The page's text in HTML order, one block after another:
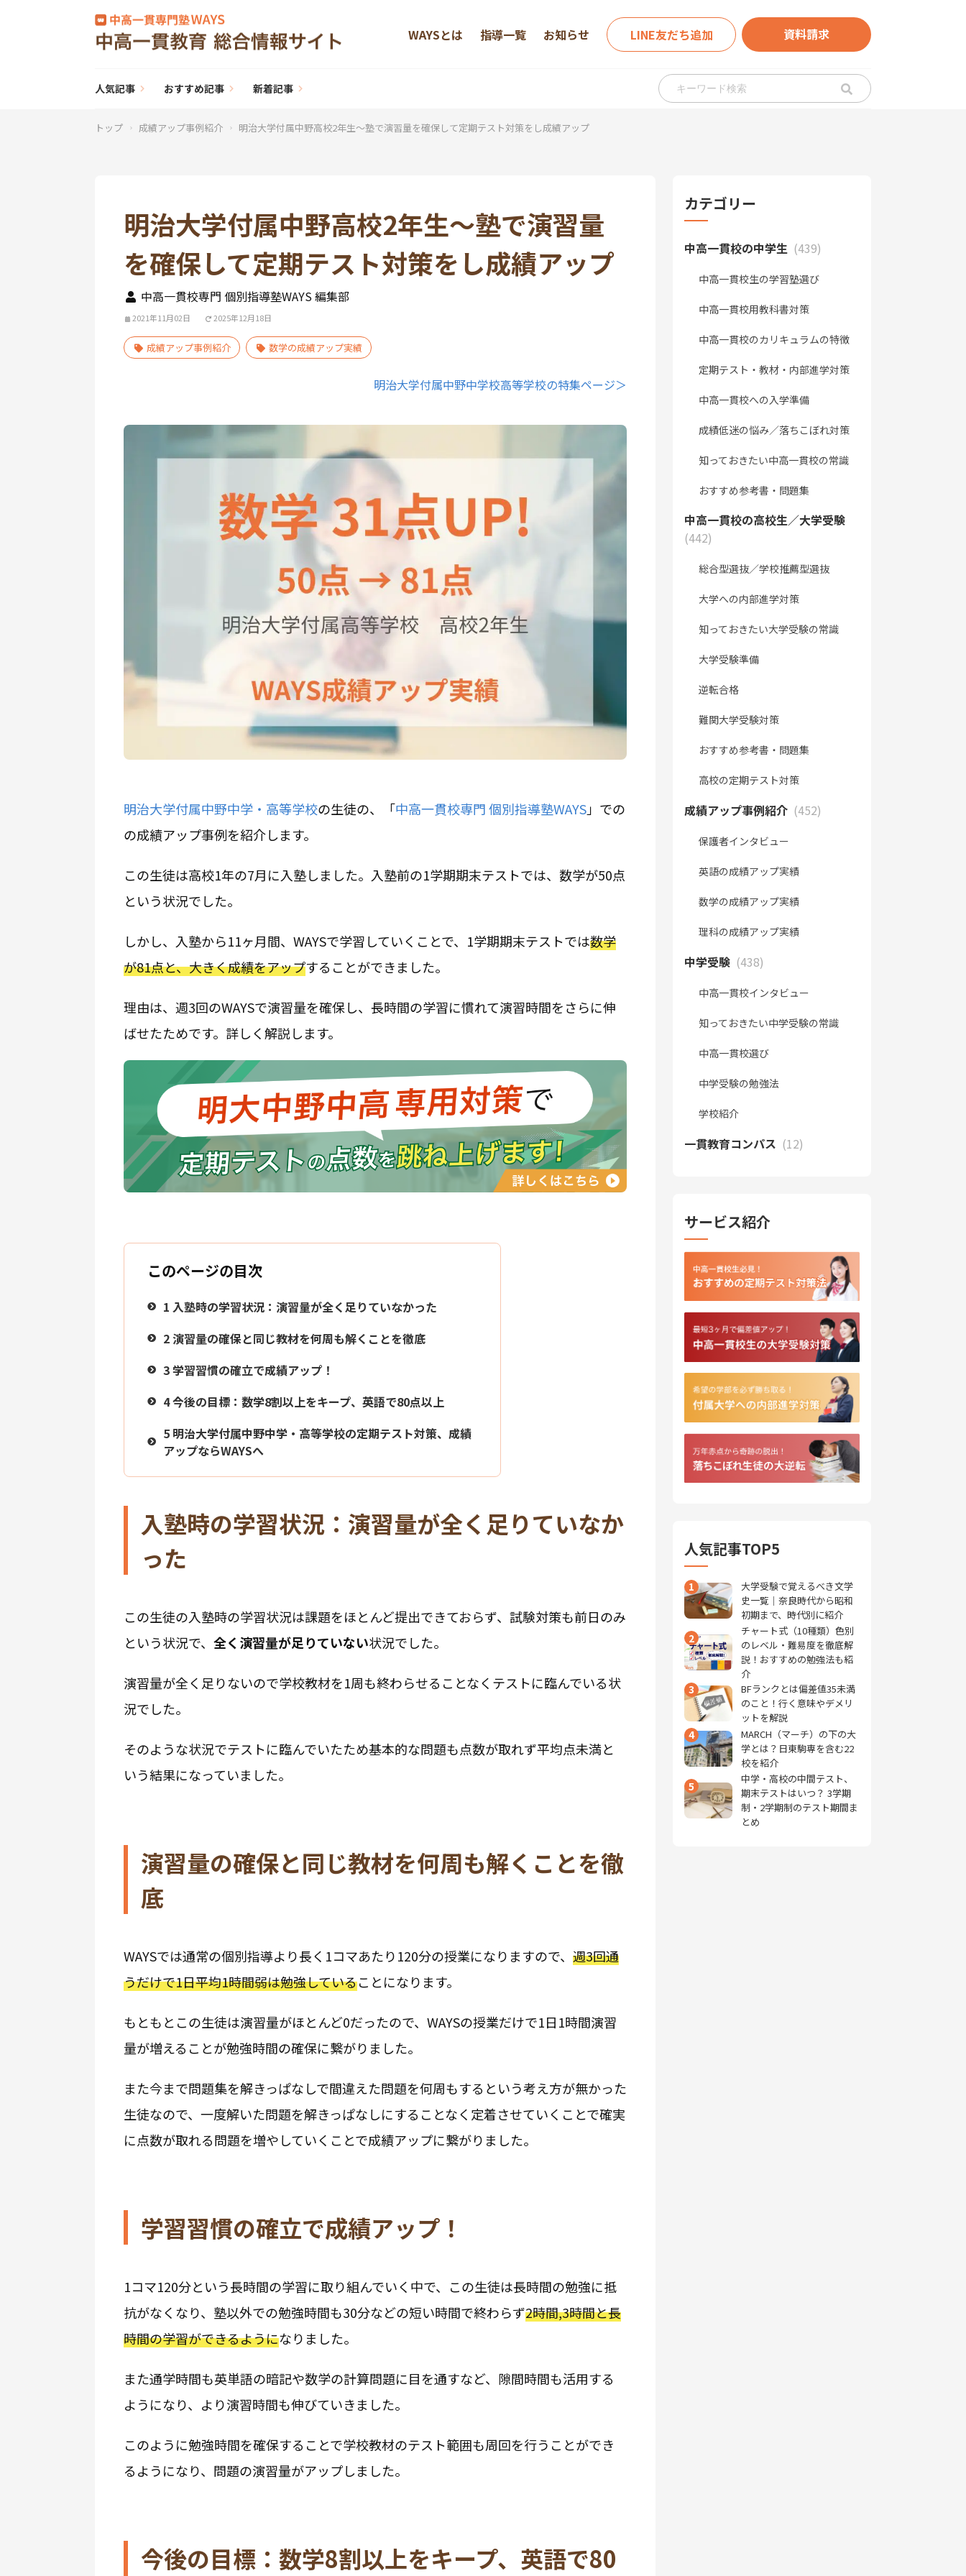
WAYSとは 指導一覧 お知らせ LINE友だち追加 資料請求
人気記事 おすすめ記事 新着記事
トップ 成績アップ事例紹介 明治大学付属中野高校2年生～塾で演習量を確保して定期テスト対策をし成績アップ
明治大学付属中野高校2年生～塾で演習量
を確保して定期テスト対策をし成績アップ
中高一貫校専門 個別指導塾WAYS 編集部
2021年11月02日 2025年12月18日
成績アップ事例紹介 数学の成績アップ実績
明治大学付属中野中学校高等学校の特集ページ＞
明治大学付属中野中学・高等学校の生徒の、「中高一貫校専門 個別指導塾WAYS」での
の成績アップ事例を紹介します。
この生徒は高校1年の7月に入塾しました。入塾前の1学期期末テストでは、数学が50点
という状況でした。
しかし、入塾から11ヶ月間、WAYSで学習していくことで、1学期期末テストでは数学
が81点と、大きく成績をアップすることができました。
理由は、週3回のWAYSで演習量を確保し、長時間の学習に慣れて演習時間をさらに伸
ばせたためです。詳しく解説します。
このページの目次
1 入塾時の学習状況：演習量が全く足りていなかった
2演習量の確保と同じ教材を何周も解くことを徹底
3学習習慣の確立で成績アップ！
4今後の目標：数学8割以上をキープ、英語で80点以上
5 明治大学付属中野中学・高等学校の定期テスト対策、成績
アップならWAYSへ
入塾時の学習状況：演習量が全く足りていなか
った
この生徒の入塾時の学習状況は課題をほとんど提出できておらず、試験対策も前日のみ
という状況で、 全く演習量が足りていない状況でした。
演習量が全く足りないので学校教材を1周も終わらせることなくテストに臨んでいる状
況でした。
そのような状況でテストに臨んでいたため基本的な問題も点数が取れず平均点未満と
いう結果になっていました。
演習量の確保と同じ教材を何周も解くことを徹
底
WAYSでは通常の個別指導より長く1コマあたり120分の授業になりますので、 週3回通
うだけで1日平均1時間弱は勉強していることになります。
もともとこの生徒は演習量がほとんど0だったので、WAYSの授業だけで1日1時間演習
量が増えることが勉強時間の確保に繋がりました。
また今まで問題集を解きっぱなしで間違えた問題を何周もするという考え方が無かった
生徒なので、一度解いた問題を解きっぱなしにすることなく定着させていくことで確実
に点数が取れる問題を増やしていくことで成績アップに繋がりました。
学習習慣の確立で成績アップ！
1コマ120分という長時間の学習に取り組んでいく中で、この生徒は長時間の勉強に抵
抗がなくなり、塾以外での勉強時間も30分などの短い時間で終わらず2時間,3時間と長
時間の学習ができるようになりました。
また通学時間も英単語の暗記や数学の計算問題に目を通すなど、隙間時間も活用する
ようになり、より演習時間も伸びていきました。
このように勉強時間を確保することで学校教材のテスト範囲も周回を行うことができ
るようになり、問題の演習量がアップしました。
今後の目標：数学8割以上をキープ、英語で80
カテゴリー
中高一貫校の中学生 (439)
中高一貫校生の学習塾選び
中高一貫校用教科書対策
中高一貫校のカリキュラムの特徴
定期テスト・教材・内部進学対策
中高一貫校への入学準備
成績低迷の悩み／落ちこぼれ対策
知っておきたい中高一貫校の常識
おすすめ参考書・問題集
中高一貫校の高校生／大学受験
(442)
総合型選抜／学校推薦型選抜
大学への内部進学対策
知っておきたい大学受験の常識
大学受験準備
逆転合格
難関大学受験対策
おすすめ参考書・問題集
高校の定期テスト対策
成績アップ事例紹介 (452)
保護者インタビュー
英語の成績アップ実績
数学の成績アップ実績
理科の成績アップ実績
中学受験 (438)
中高一貫校インタビュー
知っておきたい中学受験の常識
中高一貫校選び
中学受験の勉強法
学校紹介
一貫教育コンパス (12)
サービス紹介
人気記事TOP5
1
大学受験で覚えるべき文学
史一覧｜奈良時代から昭和
初期まで、時代別に紹介
2
チャート式（10種類）色別
のレベル・難易度を徹底解
説！おすすめの勉強法も紹
介
3
BFランクとは偏差値35未満
のこと！行く意味やデメリ
ットを解説
4
MARCH（マーチ）の下の大
学とは？日東駒専を含む22
校を紹介
5
中学・高校の中間テスト、
期末テストはいつ？ 3学期
制・2学期制のテスト期間ま
とめ